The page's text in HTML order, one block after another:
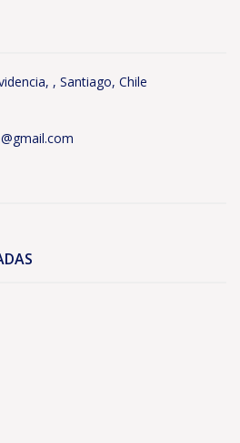
, Santiago, Chile